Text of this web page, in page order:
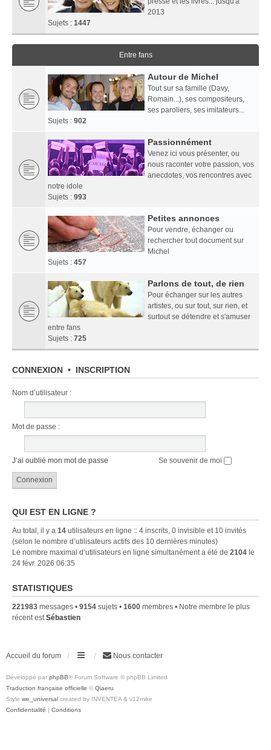
2013
Sujets : 1447
Entre fans
Autour de Michel
Tout sur sa famille (Davy,
Romain...), ses compositeurs,
ses paroliers, ses imitateurs...
Sujets : 902
Passionnément
Venez ici vous présenter, ou
nous raconter votre passion, vos
anecdotes, vos rencontres avec
notre idole
Sujets : 993
Petites annonces
Pour vendre, échanger ou
rechercher tout document sur
Michel
Sujets : 457
Parlons de tout, de rien
Pour échanger sur les autres
artistes, ou sur tout, sur rien, et
surtout se détendre et s'amuser
entre fans
Sujets : 725
CONNEXION • INSCRIPTION
Nom d’utilisateur :
Mot de passe :
J’ai oublié mon mot de passe Se souvenir de moi
QUI EST EN LIGNE ?
Au total, il y a 14 utilisateurs en ligne :: 4 inscrits, 0 invisible et 10 invités
(selon le nombre d’utilisateurs actifs des 10 dernières minutes)
Le nombre maximal d’utilisateurs en ligne simultanément a été de 2104 le
24 févr. 2026 06:35
STATISTIQUES
221983 messages • 9154 sujets • 1600 membres • Notre membre le plus
récent estSébastien
Accueil du forum Nous contacter
Développé par phpBB® Forum Software © phpBB Limited
Traduction française officielle © Qiaeru
Style we_universal created by INVENTEA & v12mike
Confidentialité | Conditions